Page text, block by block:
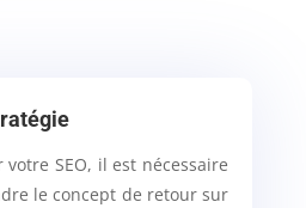
votre SEO, il est nécessaire
le concept de retour sur